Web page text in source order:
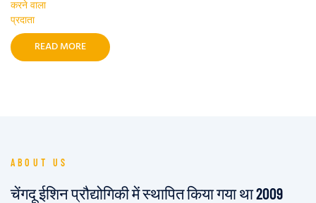
READ MORE
ABOUT US
चेंगदू ईशिन प्रौद्योगिकी में स्थापित किया गया था 2009